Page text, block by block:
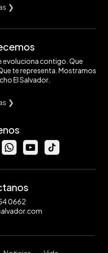
❯
evoluciona contigo. Que
te representa. Mostramos
El Salvador.
❯
0662